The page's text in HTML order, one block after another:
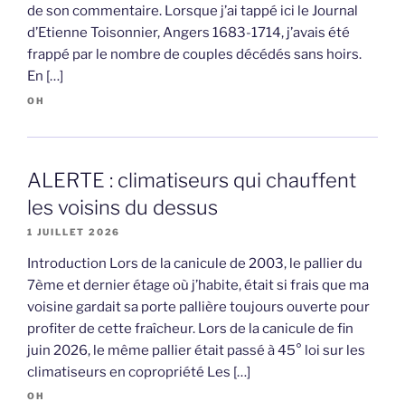
de son commentaire. Lorsque j’ai tappé ici le Journal
d’Etienne Toisonnier, Angers 1683-1714, j’avais été
frappé par le nombre de couples décédés sans hoirs.
En […]
OH
ALERTE : climatiseurs qui chauffent
les voisins du dessus
1 JUILLET 2026
Introduction Lors de la canicule de 2003, le pallier du
7ème et dernier étage où j’habite, était si frais que ma
voisine gardait sa porte pallière toujours ouverte pour
profiter de cette fraîcheur. Lors de la canicule de fin
juin 2026, le même pallier était passé à 45° loi sur les
climatiseurs en copropriété Les […]
OH